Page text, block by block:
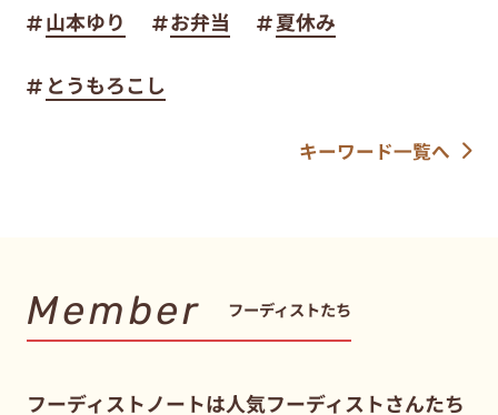
山本ゆり お弁当 夏休み
とうもろこし
キーワード一覧へ
Member フーディストたち
フーディストノートは人気フーディストさんたち